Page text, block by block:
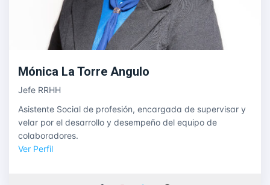
Mónica La Torre Angulo
Jefe RRHH
Asistente Social de profesión, encargada de supervisar y
velar por el desarrollo y desempeño del equipo de
colaboradores.
Ver Perfil